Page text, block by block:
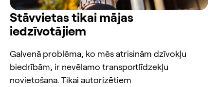
Stāvvietas tikai mājas
iedzīvotājiem
Galvenā problēma, ko mēs atrisinām dzīvokļu
biedrībām, ir nevēlamo transportlīdzekļu
novietošana. Tikai autorizētiem